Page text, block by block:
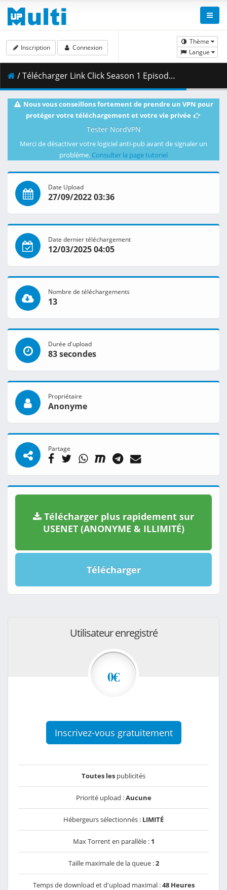
Thème
Langue
Inscription Connexion
/ Télécharger Link Click Season 1 Episode 05.5.mkv.003 ( 425.52 MB )
Nous vous conseillons fortement de prendre un VPN pour
protéger votre téléchargement et votre vie privée
Tester NordVPN
Merci de désactiver votre logiciel anti-pub avant de signaler un
problème. Consulter la page tutoriel
Date Upload
27/09/2022 03:36
Date dernier téléchargement
12/03/2025 04:05
Nombre de téléchargements
13
Durée d'upload
83 secondes
Propriétaire
Anonyme
Partage
Télécharger plus rapidement sur
USENET (ANONYME & ILLIMITÉ)
Télécharger
Utilisateur enregistré
0€
Inscrivez-vous gratuitement
Toutes les publicités
Priorité upload :Aucune
Hébergeurs sélectionnés : LIMITÉ
Max Torrent en parallèle : 1
Taille maximale de la queue :2
Temps de download et d'upload maximal :48 Heures